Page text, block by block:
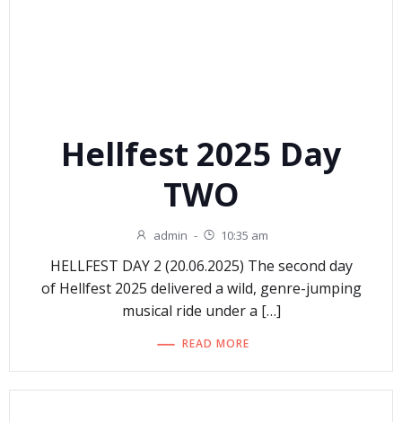
Hellfest 2025 Day
TWO
admin - 10:35 am
HELLFEST DAY 2 (20.06.2025) The second day
of Hellfest 2025 delivered a wild, genre-jumping
musical ride under a […]
READ MORE